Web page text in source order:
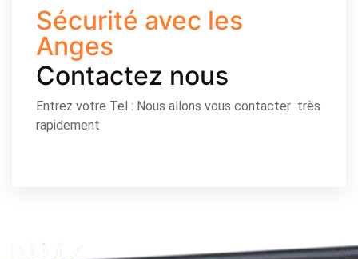
Sécurité avec les
Anges
Contactez nous
Entrez votre Tel : Nous allons vous contacter très
rapidement